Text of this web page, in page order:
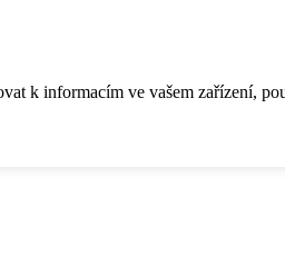
k informacím ve vašem zařízení,